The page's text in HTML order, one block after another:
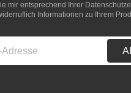
mir entsprechend Ihrer
Informationen zu Ihrem